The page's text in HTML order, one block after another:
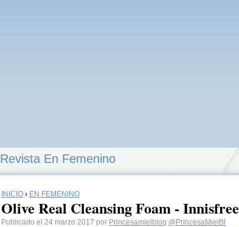
Revista En Femenino
INICIO › EN FEMENINO
Olive Real Cleansing Foam - Innisfree
Publicado el 24 marzo 2017 por Princesamielblog @PrincesaMielBl